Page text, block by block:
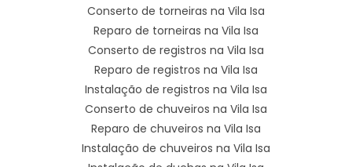
Conserto de torneiras na Vila Isa
Reparo de torneiras na Vila Isa
Conserto de registros na Vila Isa
Reparo de registros na Vila Isa
Instalação de registros na Vila Isa
Conserto de chuveiros na Vila Isa
Reparo de chuveiros na Vila Isa
Instalação de chuveiros na Vila Isa